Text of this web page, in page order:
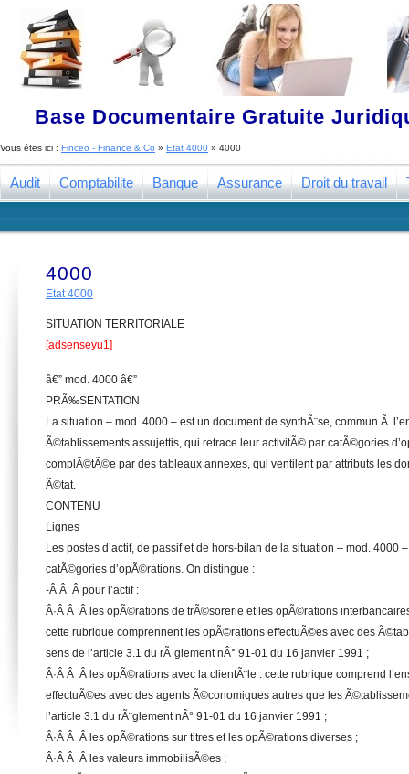
Base Documentaire Gratuite
Vous êtes ici : Finceo - Finance & Co » Etat 4000 » 4000
Audit Comptabilite Banque Assurance Droit du travail
4000
Etat 4000
SITUATION TERRITORIALE
[adsenseyu1]
â€” mod. 4000 â€”
PRÃ‰SENTATION
La situation – mod. 4000 – est un document de synthÃ¨se, commun Ã
Ã©tablissements assujettis, qui retrace leur activitÃ© par catÃ©gories
complÃ©tÃ©e par des tableaux annexes, qui ventilent par attributs les
Ã©tat.
CONTENU
Lignes
Les postes d’actif, de passif et de hors-bilan de la situation – mod. 4000
catÃ©gories d’opÃ©rations. On distingue :
-Â Â Â pour l’actif :
Â·Â Â Â les opÃ©rations de trÃ©sorerie et les opÃ©rations
cette rubrique comprennent les opÃ©rations effectuÃ©es avec des
sens de l’article 3.1 du rÃ¨glement nÂ° 91-01 du 16 janvier 1991 ;
Â·Â Â Â les opÃ©rations avec la clientÃ¨le : cette rubrique comprend
effectuÃ©es avec des agents Ã©conomiques autres que les
l’article 3.1 du rÃ¨glement nÂ° 91-01 du 16 janvier 1991 ;
Â·Â Â Â les opÃ©rations sur titres et les opÃ©rations diverses ;
Â·Â Â Â les valeurs immobilisÃ©es ;